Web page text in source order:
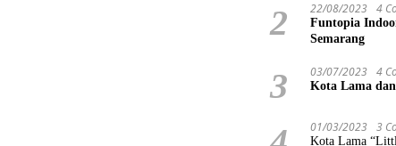
2 22/08/2023 4
Funtopia
Semarang
3 03/07/2023 4
Kota Lama
01/03/2023 3
Kota Lama